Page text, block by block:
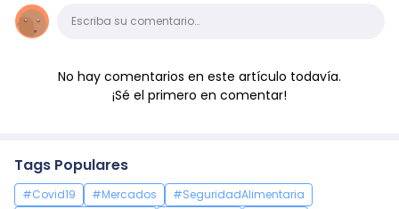
ComentarioEscriba su comentario…
No hay comentarios en este artículo todavía.
¡Sé el primero en comentar!
Tags Populares
#Covid19 #Mercados
#SeguridadAlimentaria